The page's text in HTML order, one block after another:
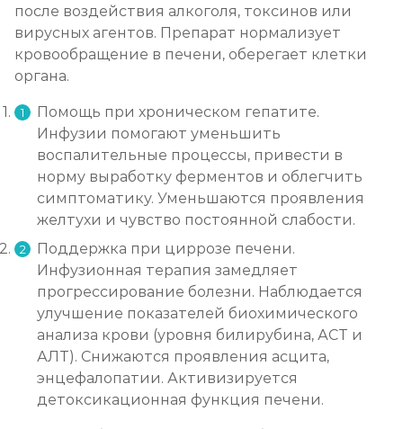
после воздействия алкоголя, токсинов или
вирусных агентов. Препарат нормализует
кровообращение в печени, оберегает клетки
органа.
Помощь при хроническом гепатите.
Инфузии помогают уменьшить
воспалительные процессы, привести в
норму выработку ферментов и облегчить
симптоматику. Уменьшаются проявления
желтухи и чувство постоянной слабости.
Поддержка при циррозе печени.
Инфузионная терапия замедляет
прогрессирование болезни. Наблюдается
улучшение показателей биохимического
анализа крови (уровня билирубина, АСТ и
АЛТ). Снижаются проявления асцита,
энцефалопатии. Активизируется
детоксикационная функция печени.